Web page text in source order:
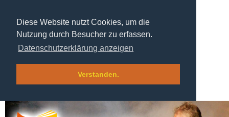
Diese Website nutzt Cookies, um die
Nutzung durch Besucher zu erfassen.
Datenschutzerklärung anzeigen
Verstanden.